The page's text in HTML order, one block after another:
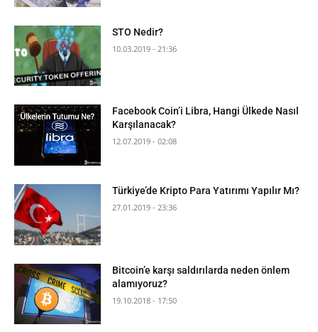
STO Nedir?
10.03.2019 - 21:36
Facebook Coin’i Libra, Hangi Ülkede Nasıl
Karşılanacak?
12.07.2019 - 02:08
Türkiye’de Kripto Para Yatırımı Yapılır Mı?
27.01.2019 - 23:36
Bitcoin’e karşı saldırılarda neden önlem
alamıyoruz?
19.10.2018 - 17:50